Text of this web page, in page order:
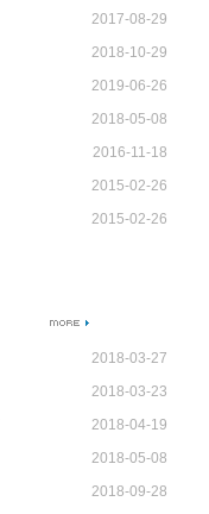
2017-08-29
2018-10-29
2019-06-26
2018-05-08
2016-11-18
2015-02-26
2015-02-26
2018-03-27
2018-03-23
2018-04-19
2018-05-08
2018-09-28